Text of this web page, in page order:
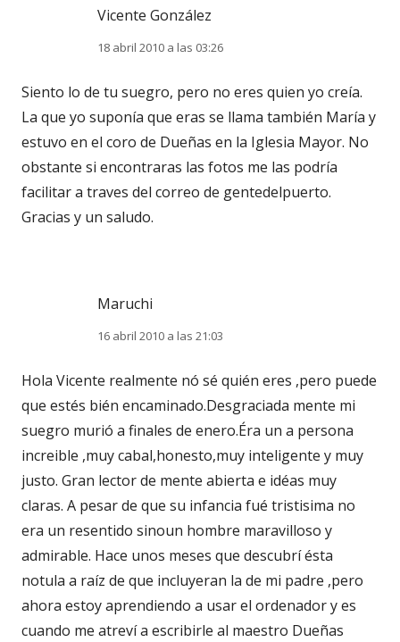
Vicente González
18 abril 2010 a las 03:26
Siento lo de tu suegro, pero no eres quien yo creía.
La que yo suponía que eras se llama también María y
estuvo en el coro de Dueñas en la Iglesia Mayor. No
obstante si encontraras las fotos me las podría
facilitar a traves del correo de gentedelpuerto.
Gracias y un saludo.
Maruchi
16 abril 2010 a las 21:03
Hola Vicente realmente nó sé quién eres ,pero puede
que estés bién encaminado.Desgraciada mente mi
suegro murió a finales de enero.Éra un a persona
increible ,muy cabal,honesto,muy inteligente y muy
justo. Gran lector de mente abierta e idéas muy
claras. A pesar de que su infancia fué tristisima no
era un resentido sinoun hombre maravilloso y
admirable. Hace unos meses que descubrí ésta
notula a raíz de que incluyeran la de mi padre ,pero
ahora estoy aprendiendo a usar el ordenador y es
cuando me atreví a escribirle al maestro Dueñas